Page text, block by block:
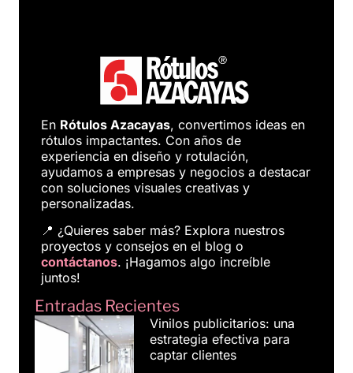
En Rótulos Azacayas, convertimos ideas en
rótulos impactantes. Con años de
experiencia en diseño y rotulación,
ayudamos a empresas y negocios a destacar
con soluciones visuales creativas y
personalizadas.
📍 ¿Quieres saber más? Explora nuestros
proyectos y consejos en el blog o
contáctanos. ¡Hagamos algo increíble
juntos!
Entradas Recientes
Vinilos publicitarios: una
estrategia efectiva para
captar clientes